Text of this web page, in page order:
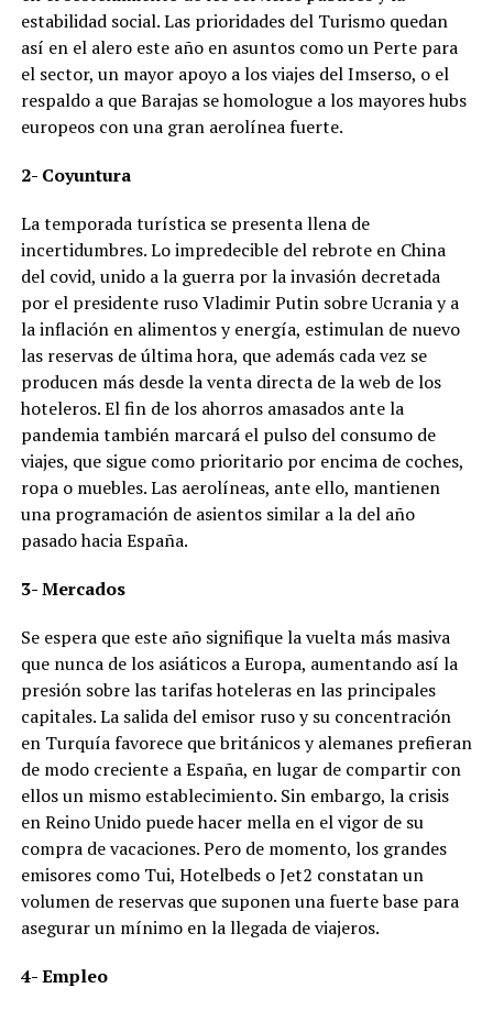
estabilidad social. Las prioridades del Turismo quedan
así en el alero este año en asuntos como un Perte para
el sector, un mayor apoyo a los viajes del Imserso, o el
respaldo a que Barajas se homologue a los mayores hubs
europeos con una gran aerolínea fuerte.
2- Coyuntura
La temporada turística se presenta llena de
incertidumbres. Lo impredecible del rebrote en China
del covid, unido a la guerra por la invasión decretada
por el presidente ruso Vladimir Putin sobre Ucrania y a
la inflación en alimentos y energía, estimulan de nuevo
las reservas de última hora, que además cada vez se
producen más desde la venta directa de la web de los
hoteleros. El fin de los ahorros amasados ante la
pandemia también marcará el pulso del consumo de
viajes, que sigue como prioritario por encima de coches,
ropa o muebles. Las aerolíneas, ante ello, mantienen
una programación de asientos similar a la del año
pasado hacia España.
3- Mercados
Se espera que este año signifique la vuelta más masiva
que nunca de los asiáticos a Europa, aumentando así la
presión sobre las tarifas hoteleras en las principales
capitales. La salida del emisor ruso y su concentración
en Turquía favorece que británicos y alemanes prefieran
de modo creciente a España, en lugar de compartir con
ellos un mismo establecimiento. Sin embargo, la crisis
en Reino Unido puede hacer mella en el vigor de su
compra de vacaciones. Pero de momento, los grandes
emisores como Tui, Hotelbeds o Jet2 constatan un
volumen de reservas que suponen una fuerte base para
asegurar un mínimo en la llegada de viajeros.
4- Empleo